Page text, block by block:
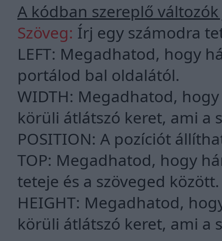
A kódban szereplő
Szöveg: Írj egy számodra
LEFT: Megadhatod, hogy
portálod bal oldalától.
WIDTH: Megadhatod,
körüli átlátszó keret, ami a
POSITION: A pozíciót
TOP: Megadhatod, hogy
teteje és a szöveged között.
HEIGHT: Megadhatod,
körüli átlátszó keret, ami a